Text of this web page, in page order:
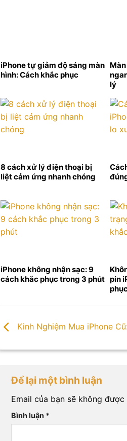
iPhone tự giảm độ sáng màn
hình: Cách khắc phục
lý
8 cách xử lý điện thoại bị
liệt cảm ứng nhanh chóng
iPhone không nhận sạc: 9
cách khắc phục trong 3 phút pin
Kinh Nghiệm Mua iPhone
Để lại một bình luận
Email của bạn sẽ không
Bình luận *